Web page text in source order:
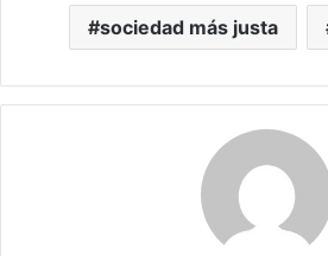
sociedad más justa